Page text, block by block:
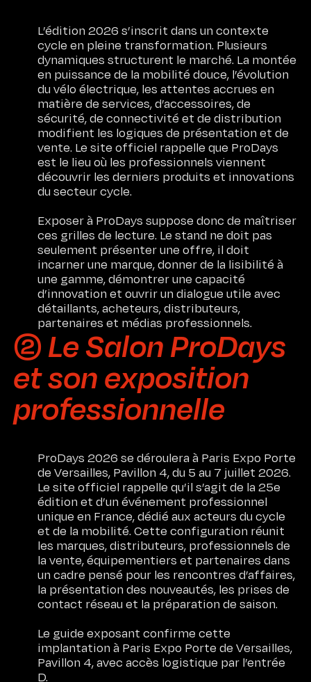
Accueil
L’édition 2026 s’inscrit dans un contexte
cycle en pleine transformation. Plusieurs
dynamiques structurent le marché. La montée
en puissance de la mobilité douce, l’évolution
du vélo électrique, les attentes accrues en
matière de services, d’accessoires, de
sécurité, de connectivité et de distribution
modifient les logiques de présentation et de
vente. Le site officiel rappelle que ProDays
est le lieu où les professionnels viennent
découvrir les derniers produits et innovations
du secteur cycle.
Exposer à ProDays suppose donc de maîtriser
ces grilles de lecture. Le stand ne doit pas
seulement présenter une offre, il doit
incarner une marque, donner de la lisibilité à
une gamme, démontrer une capacité
d’innovation et ouvrir un dialogue utile avec
détaillants, acheteurs, distributeurs,
partenaires et médias professionnels.
➁ Le Salon ProDays
et son exposition
professionnelle
ProDays 2026 se déroulera à Paris Expo Porte
de Versailles, Pavillon 4, du 5 au 7 juillet 2026.
Le site officiel rappelle qu’il s’agit de la 25e
édition et d’un événement professionnel
unique en France, dédié aux acteurs du cycle
et de la mobilité. Cette configuration réunit
les marques, distributeurs, professionnels de
la vente, équipementiers et partenaires dans
un cadre pensé pour les rencontres d’affaires,
la présentation des nouveautés, les prises de
contact réseau et la préparation de saison.
Le guide exposant confirme cette
implantation à Paris Expo Porte de Versailles,
Pavillon 4, avec accès logistique par l’entrée
D.